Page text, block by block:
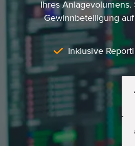
Ihres
Gewinnbeteiligung
Inklusive